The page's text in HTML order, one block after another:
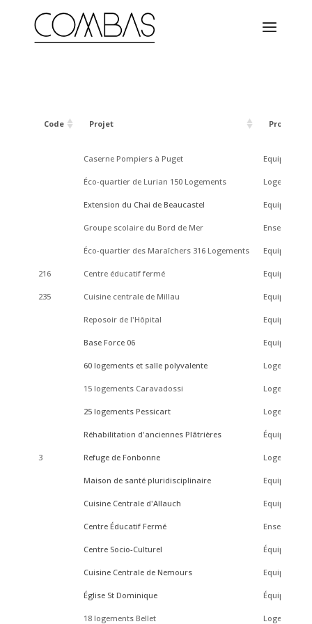
Code Projet
Caserne Pompiers à Puget Equipement
Éco-quartier de Lurian 150 Logements Logement
Extension du Chai de Beaucastel Equipement
Groupe scolaire du Bord de Mer
Éco-quartier des Maraîchers 316 Logements Equipement
216 Centre éducatif fermé Equipement
235 Cuisine centrale de Millau Equipement
Reposoir de l'Hôpital Equipement
Base Force 06 Equipement
60 logements et salle polyvalente Logement
15 logements Caravadossi Logement
25 logements Pessicart Logement
Réhabilitation d'anciennes Plâtrières Équipement
3 Refuge de Fonbonne Logement
Maison de santé pluridisciplinaire Equipement
Cuisine Centrale d'Allauch Equipement
Centre Éducatif Fermé
Centre Socio-Culturel Équipement
Cuisine Centrale de Nemours Equipement
Église St Dominique Équipement
18 logements Bellet Logement